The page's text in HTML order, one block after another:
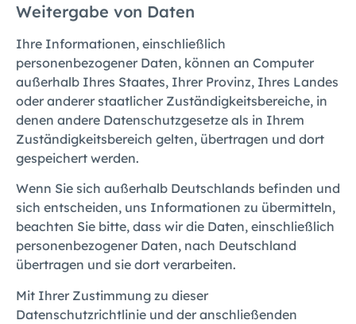
Weitergabe von Daten
Ihre Informationen, einschließlich
personenbezogener Daten, können an Computer
außerhalb Ihres Staates, Ihrer Provinz, Ihres Landes
oder anderer staatlicher Zuständigkeitsbereiche, in
denen andere Datenschutzgesetze als in Ihrem
Zuständigkeitsbereich gelten, übertragen und dort
gespeichert werden.
Wenn Sie sich außerhalb Deutschlands befinden und
sich entscheiden, uns Informationen zu übermitteln,
beachten Sie bitte, dass wir die Daten, einschließlich
personenbezogener Daten, nach Deutschland
übertragen und sie dort verarbeiten.
Mit Ihrer Zustimmung zu dieser
Datenschutzrichtlinie und der anschließenden